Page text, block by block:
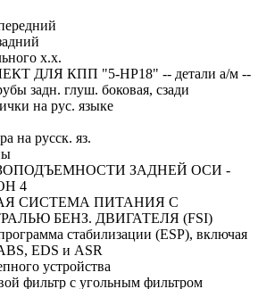
х.х.
ДЛЯ КПП "5-HP18" -- детали а/м --
задн. глуш. боковая, сзади
на рус. языке
на русск. яз.
ЗАДНЕЙ ОСИ -
4
СИСТЕМА ПИТАНИЯ С
БЕНЗ. ДВИГАТЕЛЯ (FSI)
стабилизации (ESP), включая
EDS и ASR
устройства
фильтр с угольным фильтром